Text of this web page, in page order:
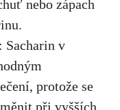
nebo ‍zápach
​Sacharin v
protože se
při vyšších